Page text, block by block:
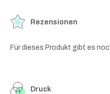
Rezensionen
Für dieses Produkt gibt es
Druck